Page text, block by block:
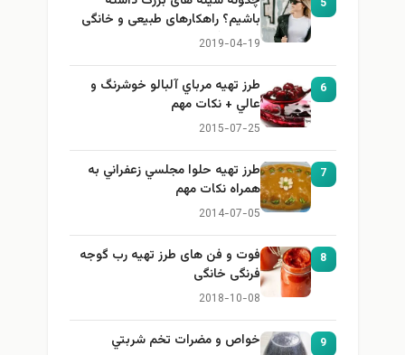
5
باشیم؟ راهکارهای طبیعی و خانگی
برای بزرگ کردن سینه
2019-04-19
6
طرز تهيه مرباي آلبالو خوشرنگ و
عالي + نكات مهم
2015-07-25
7
طرز تهيه حلوا مجلسي زعفراني به
همراه نكات مهم
2014-07-05
8
فوت و فن های طرز تهیه رب گوجه
فرنگی خانگی
2018-10-08
9 خواص و مضرات تخم شربتي